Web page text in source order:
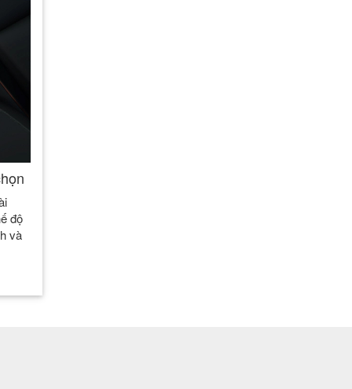
độ
và